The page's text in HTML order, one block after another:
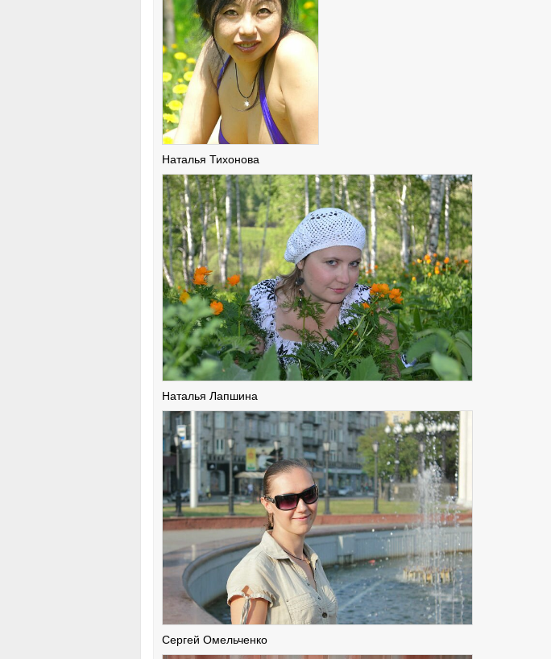
Наталья Тихонова
Наталья Лапшина
Сергей Омельченко